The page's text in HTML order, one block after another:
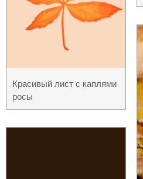
Красивый лист с каплями
росы